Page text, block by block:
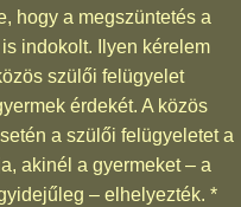
hogy a megszüntetés a
indokolt. Ilyen kérelem
szülői felügyelet
érdekét. A közös
a szülői felügyeletet a
akinél a gyermeket – a
– elhelyezték. *